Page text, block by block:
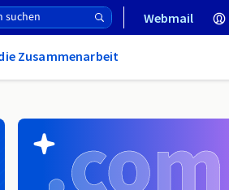
Webmail
Zusammenarbeit